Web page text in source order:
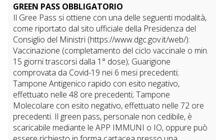
GREEN PASS OBBLIGATORIO
Il Gree Pass si ottiene con una delle seguenti modalità,
come riportato dal sito ufficiale della Presidenza del
Consiglio del Ministri (https://www.dgc.gov.it/web/):
Vaccinazione (completamento del ciclo vaccinale o min.
15 giorni trascorsi dalla 1° dose); Guarigione
comprovata da Covid-19 nei 6 mesi precedenti;
Tampone Antigenico rapido con esito negativo,
effettuato nelle 48 ore precedenti; Tampone
Molecolare con esito negativo, effettuato nelle 72 ore
precedenti. Il green pass, personale non cedibile, è
scaricabile mediante le APP IMMUNI o IO, oppure può